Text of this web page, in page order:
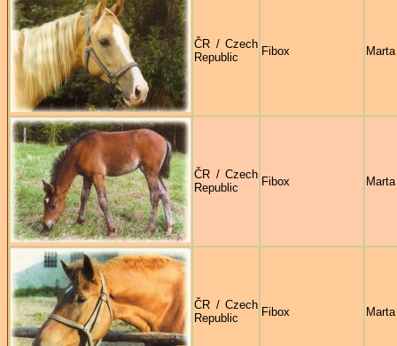
ČR / Czech
Republic
Fibox
ČR / Czech
Republic
Fibox
ČR / Czech
Republic
Fibox